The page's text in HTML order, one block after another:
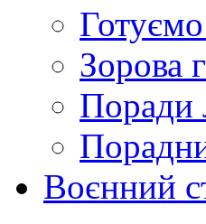
Зорова
Поради
Воєнний